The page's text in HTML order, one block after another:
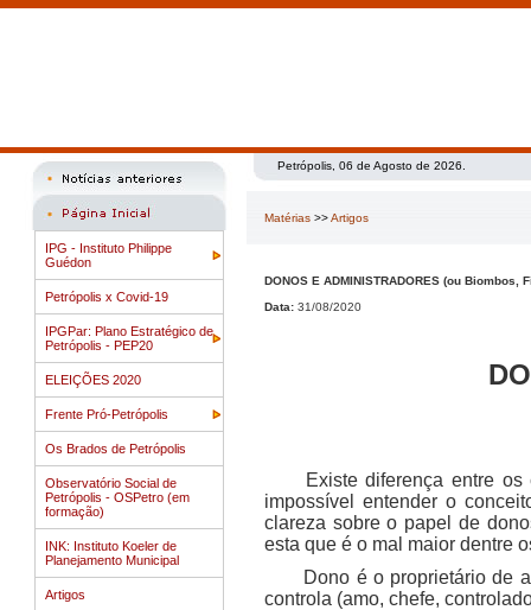
IPG - Instituto Philippe
Guédon
Petrópolis x Covid-19
IPGPar: Plano Estratégico de
Petrópolis - PEP20
ELEIÇÕES 2020
Frente Pró-Petrópolis
Os Brados de Petrópolis
Observatório Social de
Petrópolis - OSPetro (em
formação)
INK: Instituto Koeler de
Planejamento Municipal
Artigos
Petrópolis, 06 de Agosto de 2026.
Matérias >>Artigos
DONOS E ADMINISTRADORES (ou
Data: 31/08/2020
Existe diferença entre os
impossível entender o
clareza sobre o papel de
esta que é o mal maior dentre
Dono é o proprietário de
controla (amo, chefe,